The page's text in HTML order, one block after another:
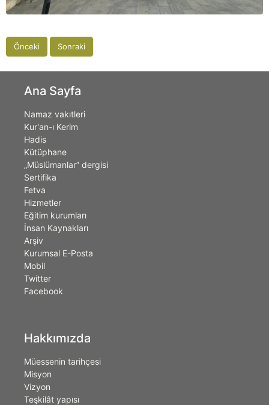
Önceki Sonraki
Ana Sayfa
Namaz vakıtleri
Kur'an-ı Kerim
Hadis
Kütüphane
„Müslümanlar” dergisi
Sertifika
Fetva
Hizmetler
Eğitim kurumları
İnsan Kaynakları
Arşiv
Kurumsal E-Posta
Mobil
Twitter
Facebook
Hakkımızda
Müessenin tarihçesi
Misyon
Vizyon
Teşkilât yapısı